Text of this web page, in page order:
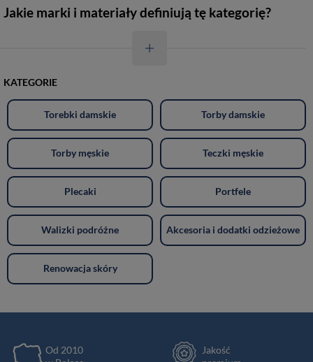
Jakie marki i materiały definiują tę kategorię?
KATEGORIE
Torebki damskie Torby damskie
Torby męskie Teczki męskie
Plecaki Portfele
Walizki podróżne Akcesoria i dodatki odzieżowe
Renowacja skóry
Od 2010
Jakość